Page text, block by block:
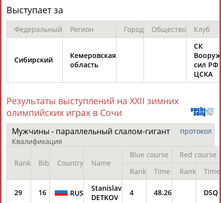
АБДУЛАЕВ
АБДУЛАЕВ
Камалудин
АБДУЛДАУДОВ
Абдула
АБДУЛЖАЛИЛОВ
Магомед
АБДУЛЛАЕВ
24 персон из 13181
ТАБЛО АКТИВНОСТИ
ЦЕЛИ ПРОЕКТА КОНТАКТЫ НАШИ КНОПКИ РЕКЛАМА
Выступает за
Федеральный Регион Город Общество Клуб
Сибирский
Кемеровская
область
СК
сил РФ
ЦСКА
Результаты выступлений на XXII зимних
олимпийских играх в Сочи
протокол
Мужчины - параллельный слалом-гигант
Квалификация
Rank Bib Country Name
Blue course
Red course
Rank
Time Rank Time
29 16 RUS
Stanislav
DETKOV
4 48.26 DSQ